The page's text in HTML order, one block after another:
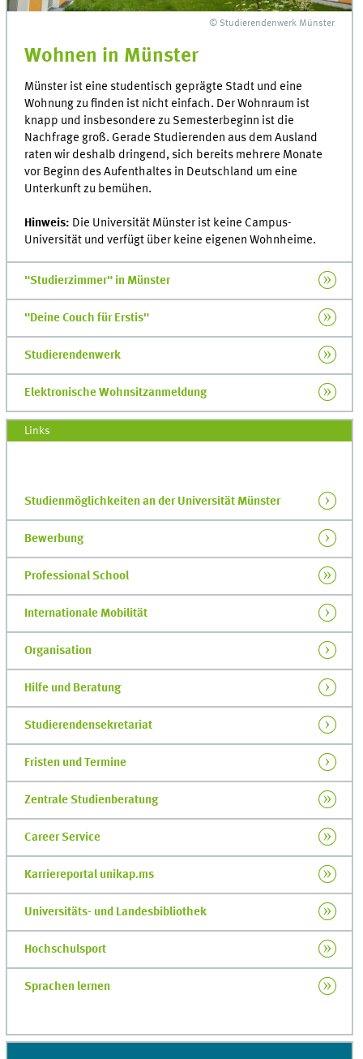
© Studierendenwerk Münster
Wohnen in Münster
Münster ist eine studentisch geprägte Stadt und eine
Wohnung zu finden ist nicht einfach. Der Wohnraum ist
knapp und insbesondere zu Semesterbeginn ist die
Nachfrage groß. Gerade Studierenden aus dem Ausland
raten wir deshalb dringend, sich bereits mehrere Monate
vor Beginn des Aufenthaltes in Deutschland um eine
Unterkunft zu bemühen.
Hinweis: Die Universität Münster ist keine Campus-
Universität und verfügt über keine eigenen Wohnheime.
"Studierzimmer" in Münster
"Deine Couch für Erstis"
Studierendenwerk
Elektronische Wohnsitzanmeldung
Links
Studienmöglichkeiten an der Universität Münster
Bewerbung
Professional School
Internationale Mobilität
Organisation
Hilfe und Beratung
Studierendensekretariat
Fristen und Termine
Zentrale Studienberatung
Career Service
Karriereportal unikap.ms
Universitäts- und Landesbibliothek
Hochschulsport
Sprachen lernen